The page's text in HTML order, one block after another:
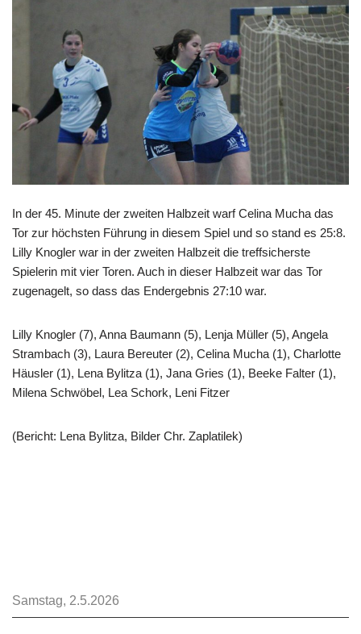
In der 45. Minute der zweiten Halbzeit warf Celina Mucha das
Tor zur höchsten Führung in diesem Spiel und so stand es 25:8.
Lilly Knogler war in der zweiten Halbzeit die treffsicherste
Spielerin mit vier Toren. Auch in dieser Halbzeit war das Tor
zugenagelt, so dass das Endergebnis 27:10 war.
Lilly Knogler (7), Anna Baumann (5), Lenja Müller (5), Angela
Strambach (3), Laura Bereuter (2), Celina Mucha (1), Charlotte
Häusler (1), Lena Bylitza (1), Jana Gries (1), Beeke Falter (1),
Milena Schwöbel, Lea Schork, Leni Fitzer
(Bericht: Lena Bylitza, Bilder Chr. Zaplatilek)
Samstag, 2.5.2026